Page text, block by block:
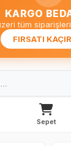
KARGO
tüm
FIRSATI
Sepet